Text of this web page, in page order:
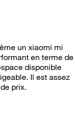
un xiaomi mi
en terme de
disponible
Il est assez
prix.